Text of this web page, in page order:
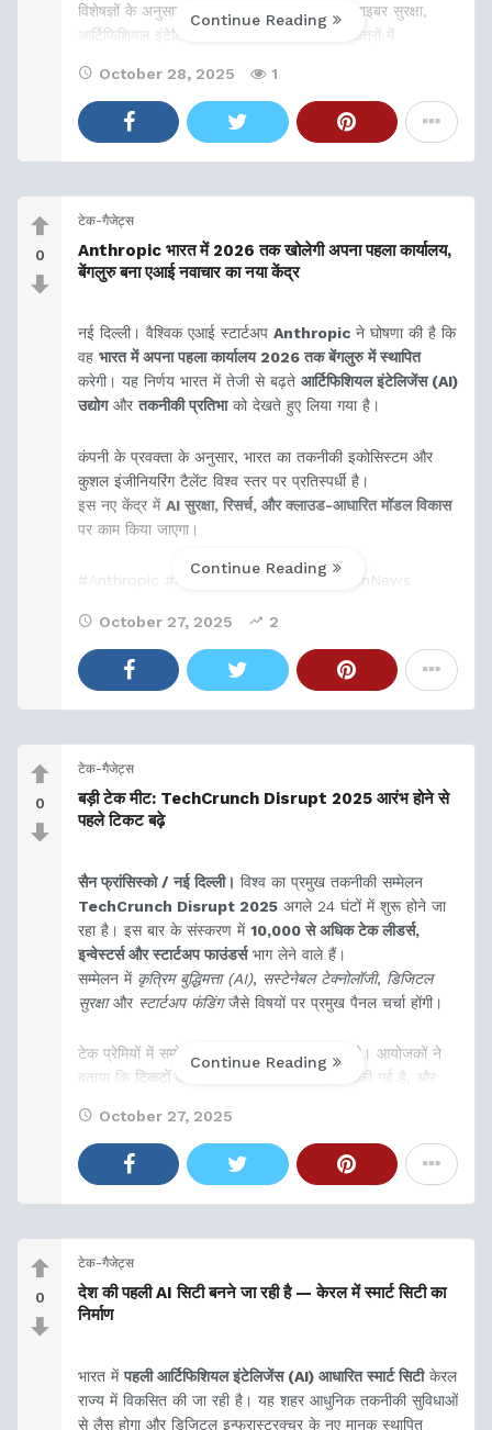
विशेषज्ञों के अनुसार, आने वाले वर्षों में यह तकनीक साइबर सुरक्षा,
आर्टिफिशियल इंटेलिजेंस, और वित्तीय मॉडलिंग जैसे क्षेत्रों में
Continue Reading
October 28, 2025 1
0
टेक-गैजेट्स
Anthropic भारत में 2026 तक खोलेगी अपना पहला कार्यालय,
बेंगलुरु बना एआई नवाचार का नया केंद्र
नई दिल्ली। वैश्विक एआई स्टार्टअप Anthropic ने घोषणा की है कि
वह भारत में अपना पहला कार्यालय 2026 तक बेंगलुरु में स्थापित
करेगी। यह निर्णय भारत में तेजी से बढ़ते आर्टिफिशियल इंटेलिजेंस (AI)
उद्योगऔरतकनीकी प्रतिभाको देखते हुए लिया गया है।
कंपनी के प्रवक्ता के अनुसार, भारत का तकनीकी इकोसिस्टम और
कुशल इंजीनियरिंग टैलेंट विश्व स्तर पर प्रतिस्पर्धी है।
इस नए केंद्र में AI सुरक्षा, रिसर्च, और क्लाउड-आधारित मॉडल विकास
पर काम किया जाएगा।
#Anthropic #ArtificialIntelligence #TechNews
Continue Reading
October 27, 2025 2
0
टेक-गैजेट्स
बड़ी टेक मीट: TechCrunch Disrupt 2025 आरंभ होने से
पहले टिकट बढ़े
सैन फ्रांसिस्को / नई दिल्ली। विश्व का प्रमुख तकनीकी सम्मेलन
TechCrunch Disrupt 2025 अगले 24 घंटों में शुरू होने जा
रहा है। इस बार के संस्करण में 10,000 से अधिक टेक लीडर्स,
इन्वेस्टर्स और स्टार्टअप फाउंडर्सभाग लेने वाले हैं।
सम्मेलन में कृत्रिम बुद्धिमत्ता (AI), सस्टेनेबल टेक्नोलॉजी, डिजिटल
सुरक्षाऔर स्टार्टअप फंडिंगजैसे विषयों पर प्रमुख पैनल चर्चा होंगी।
टेक प्रेमियों में सम्मेलन को लेकर जबरदस्त उत्साह है। आयोजकों ने
बताया कि टिकटों की अंतिम बैच की कीमतों में बढ़ोतरीकी गई है, और
Continue Reading
October 27, 2025
0
टेक-गैजेट्स
देश की पहली AI सिटी बनने जा रही है — केरल में स्मार्ट सिटी का
निर्माण
भारत मेंपहली आर्टिफिशियल इंटेलिजेंस (AI) आधारित स्मार्ट सिटीकेरल
राज्य में विकसित की जा रही है। यह शहर आधुनिक तकनीकी सुविधाओं
से लैस होगा और डिजिटल इन्फ्रास्ट्रक्चर के नए मानक स्थापित